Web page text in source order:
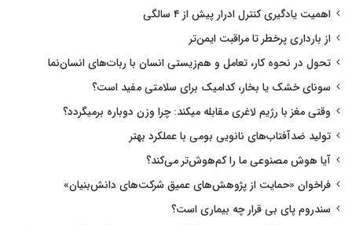
اهمیت یادگیری کنترل ادرار پیش از ۴ سالگی
از بارداری پرخطر تا مراقبت ایمن‌تر
تحول در نحوه کار، تعامل و هم‌زیستی انسان با ربات‌های انسان‌نما
سونای خشک یا بخار، کدامیک برای سلامتی مفید است؟
وقتی مغز با رژیم لاغری مقابله میکند: چرا وزن دوباره برمیگردد؟
تولید ضدآفتاب‌های نانویی بومی با عملکرد بهتر
آیا هوش مصنوعی ما را کم‌هوش‌تر می‌کند؟
فراخوان «حمایت از پژوهش‌های عمیق شرکت‌های دانش‌بنیان»
سندروم پای بی قرار چه بیماری است؟